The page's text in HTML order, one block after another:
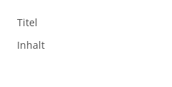
Titel
Inhalt